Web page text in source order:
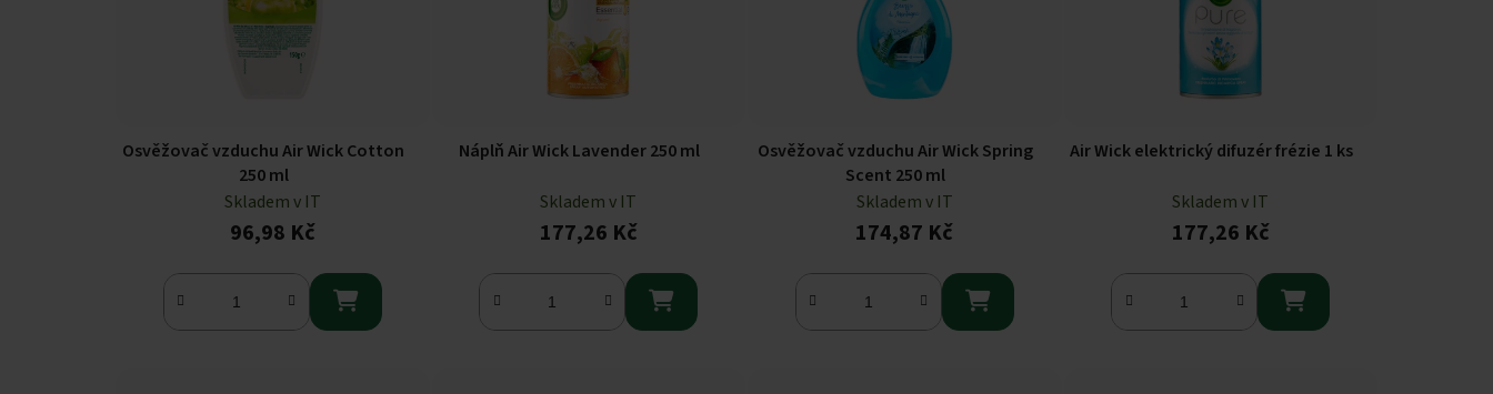
Osvěžovač vzduchu Air Wick Cotton
250 ml
Skladem v IT
96,98 Kč

Náplň Air Wick Lavender 250 ml
Skladem v IT
177,26 Kč

Osvěžovač vzduchu Air Wick Spring
Scent 250 ml
Skladem v IT
174,87 Kč

Air Wick elektrický difuzér frézie 1 ks
Skladem v IT
177,26 Kč
